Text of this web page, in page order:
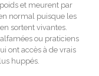
et meurent par
normal puisque les
sortent vivantes.
ou praticiens
ont accès à de vrais
huppés.